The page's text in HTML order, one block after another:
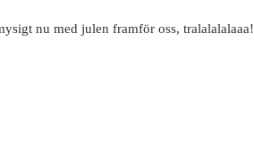
nu med julen framför oss, tralalalalaaa!